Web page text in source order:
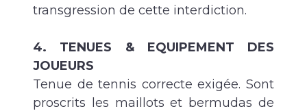
transgression de cette interdiction.
4. TENUES & EQUIPEMENT DES
JOUEURS
Tenue de tennis correcte exigée. Sont
proscrits les maillots et bermudas de